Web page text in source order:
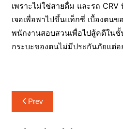
เพราะไม่ใช่สายดื่ม และรถ
เจอเพื่อพาไปขึ้นแท็กซี่ เบื้องตน
พนักงานสอบสวนเพื่อไปสู้คดีใน
กระบะของตนไม่มีประกันภัยแต่อ
แนะแนว
เรื่อง
Prev